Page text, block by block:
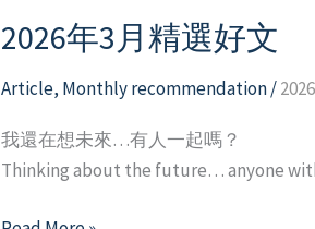
2026年3月精選好文
Article, Monthly recommendation/
我還在想未來…有人一起嗎？
Thinking about the future… anyone